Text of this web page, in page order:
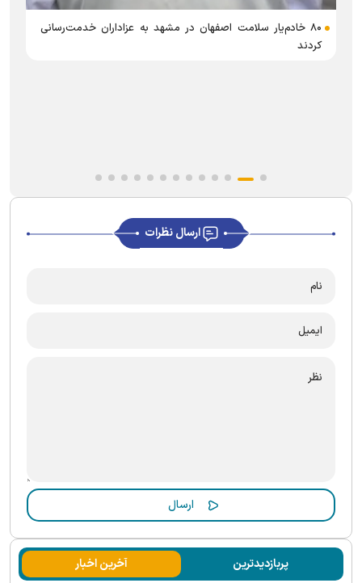
۸۰ خادم‌یار سلامت اصفهان در مشهد به عزاداران خدمت‌رسانی
کردند
ارسال نظرات
پربازدیدترین آخرین اخبار